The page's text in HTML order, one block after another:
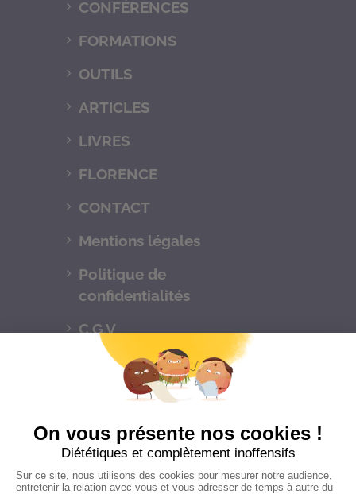
CONFÉRENCES
FORMATIONS
OUTILS
ARTICLES
LIVRES
FLORENCE
CONTACT
Mentions légales
Politique de
confidentialités
C.G.V
Suivez-nous
CONTACTEZ-NOUS